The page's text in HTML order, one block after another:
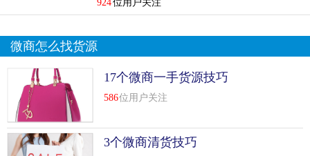
924位用户关注
微商怎么找货源
17个微商一手货源技巧
586位用户关注
3个微商清货技巧